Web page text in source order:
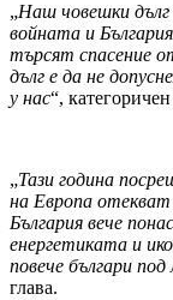
„Наш човешки
войната и
търсят спасение
дълг е да не
у нас“,
„Тази година
на Европа отекват
България вече
енергетиката и
повече българи
глава.